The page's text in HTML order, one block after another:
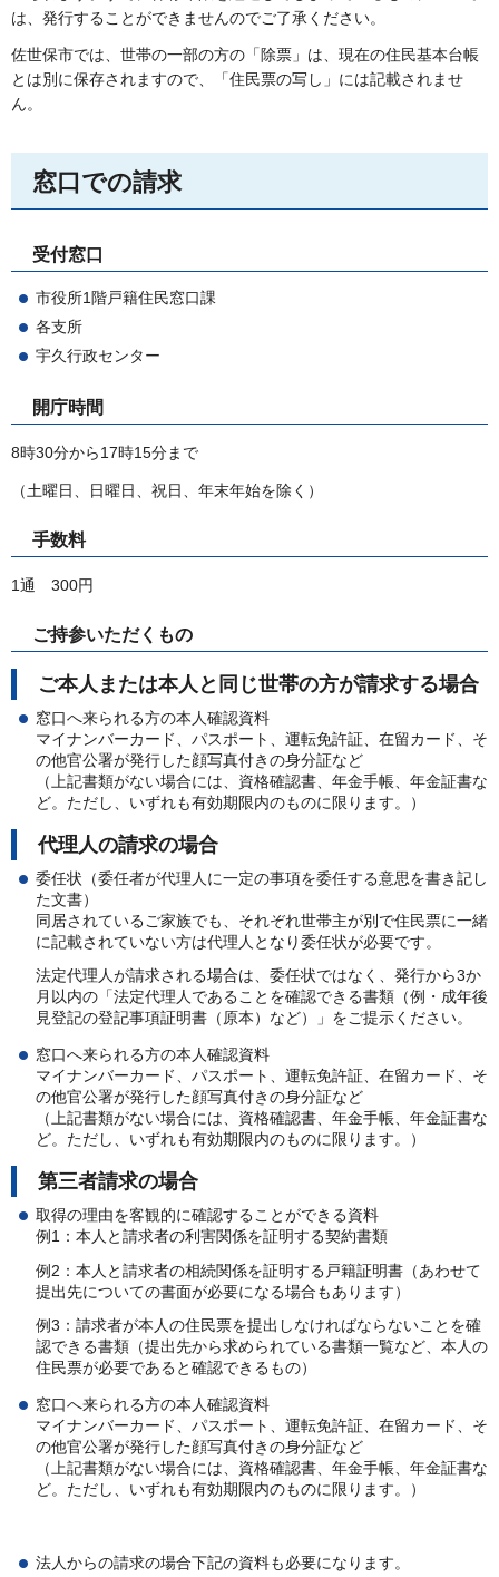
は、発行することができませんのでご了承ください。
佐世保市では、世帯の一部の方の「除票」は、現在の住民基本台帳
とは別に保存されますので、「住民票の写し」には記載されませ
ん。
窓口での請求
受付窓口
市役所1階戸籍住民窓口課
各支所
宇久行政センター
開庁時間
8時30分から17時15分まで
（土曜日、日曜日、祝日、年末年始を除く）
手数料
1通 300円
ご持参いただくもの
ご本人または本人と同じ世帯の方が請求する場合
窓口へ来られる方の本人確認資料
マイナンバーカード、パスポート、運転免許証、在留カード、そ
の他官公署が発行した顔写真付きの身分証など
（上記書類がない場合には、資格確認書、年金手帳、年金証書な
ど。ただし、いずれも有効期限内のものに限ります。）
代理人の請求の場合
委任状（委任者が代理人に一定の事項を委任する意思を書き記し
た文書）
同居されているご家族でも、それぞれ世帯主が別で住民票に一緒
に記載されていない方は代理人となり委任状が必要です。
法定代理人が請求される場合は、委任状ではなく、発行から3か
月以内の「法定代理人であることを確認できる書類（例・成年後
見登記の登記事項証明書（原本）など）」をご提示ください。
窓口へ来られる方の本人確認資料
マイナンバーカード、パスポート、運転免許証、在留カード、そ
の他官公署が発行した顔写真付きの身分証など
（上記書類がない場合には、資格確認書、年金手帳、年金証書な
ど。ただし、いずれも有効期限内のものに限ります。）
第三者請求の場合
取得の理由を客観的に確認することができる資料
例1：本人と請求者の利害関係を証明する契約書類
例2：本人と請求者の相続関係を証明する戸籍証明書（あわせて
提出先についての書面が必要になる場合もあります）
例3：請求者が本人の住民票を提出しなければならないことを確
認できる書類（提出先から求められている書類一覧など、本人の
住民票が必要であると確認できるもの）
窓口へ来られる方の本人確認資料
マイナンバーカード、パスポート、運転免許証、在留カード、そ
の他官公署が発行した顔写真付きの身分証など
（上記書類がない場合には、資格確認書、年金手帳、年金証書な
ど。ただし、いずれも有効期限内のものに限ります。）
法人からの請求の場合下記の資料も必要になります。